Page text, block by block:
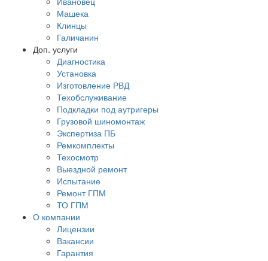
Машека
Клинцы
Галичанин
Доп. услуги
Диагностика
Установка
Изготовление РВД
Техобслуживание
Подкладки под аутригеры
Грузовой шиномонтаж
Экспертиза ПБ
Ремкомплекты
Техосмотр
Выездной ремонт
Испытание
Ремонт ГПМ
ТО ГПМ
О компании
Лицензии
Вакансии
Гарантия